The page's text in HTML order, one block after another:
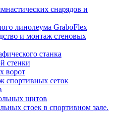
снарядов и
линолеума GraboFlex
и монтаж стеновых
станка
стенки
ворот
спортивных сеток
щитов
стоек в спортивном зале.